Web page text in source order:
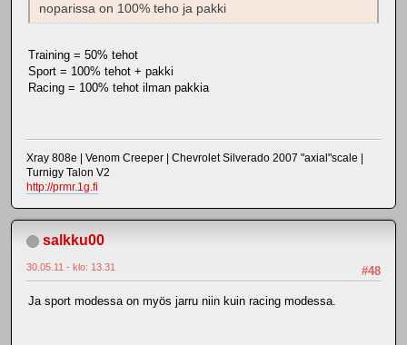
noparissa on 100% teho ja pakki
Training = 50% tehot
Sport = 100% tehot + pakki
Racing = 100% tehot ilman pakkia
Xray 808e | Venom Creeper | Chevrolet Silverado 2007 "axial"scale |
Turnigy Talon V2
http://prmr.1g.fi
salkku00
#48
30.05.11 - klo: 13.31
Ja sport modessa on myös jarru niin kuin racing modessa.